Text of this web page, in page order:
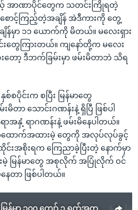
အာဏာပိုင်တွေက သတင်းကြိုရတဲ့
ာင့်ကြည့်တဲ့အချိန် အဲဒီကားကို တွေ့
ျိန်မှာ ၁၁ ယောက်ကို မိတယ်။ မလေးရှား
ေကြားတယ်။ ကျနော်တို့က မလေး
ော့ ဒီဘက်ခြမ်းမှာ ဖမ်းမိတာဘဲ သိရ
စပိုင်းက စပြီး မြန်မာတွေ
ာ သောင်းဂဏန်းနဲ့ ရှိပြီ ဖြစ်ပါ
အနှံ့ ရာဂဏန်းနဲ့ ဖမ်းမိနေပါတယ်။
ထောက်အထားမဲ့ တွေကို အလုပ်လုပ်ခွင့်
အစိုးရက ကြေညာခဲ့ပြီးတဲ့ နောက်မှာ
မြန်မာတွေ အစုလိုက် အပြုံလိုက် ဝင်
နေတာ ဖြစ်ပါတယ်။